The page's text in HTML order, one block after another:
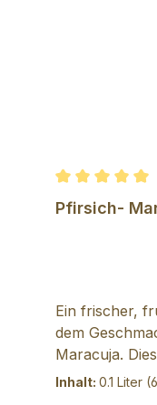
Pfirsich-
Ein frischer,
dem
Maracuja.
harmoniert
Inhalt: 0.1 Liter